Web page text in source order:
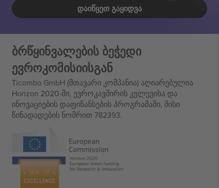
ᲓᲐᲘᲬᲧᲔᲗ ᲒᲐᲧᲘᲓᲕᲐ
ბრწყინვალების ბეჭედი
ევროკომისიისგან
Ticombo GmbH (მთავარი კომპანია) აღიარებულია
Horizon 2020-ში, ევროკავშირის კვლევისა და
ინოვაციების დაფინანსების პროგრამაში, მისი
წინადადების ნომრით 782393.